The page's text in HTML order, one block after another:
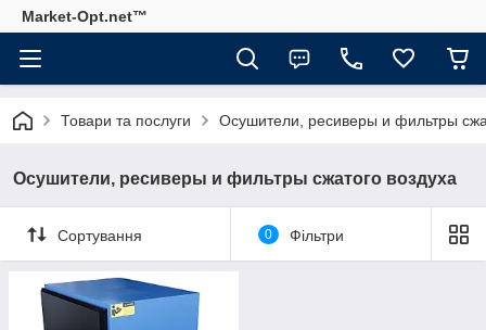
Market-Opt.net™
Товари та послуги Осушители, ресиверы и фильтры
Осушители, ресиверы и фильтры сжатого воздуха
Сортування 0 Фільтри